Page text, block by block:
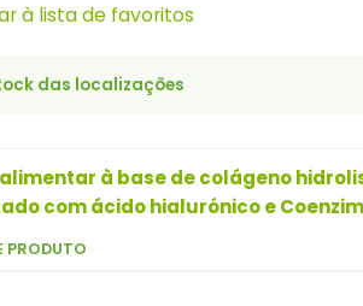
à lista de favoritos
das localizações
à base de colágeno
com ácido hialurónico e
PRODUTO